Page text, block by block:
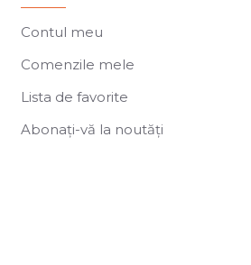
Contul meu
Comenzile mele
Lista de favorite
Abonați-vă la noutăți